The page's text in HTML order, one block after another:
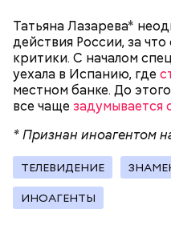
Татьяна Лазарева*
действия России, за
критики. С началом
уехала в Испанию, где
местном банке. До
все чаще задумывается
* Признан иноагентом
ТЕЛЕВИДЕНИЕ
ИНОАГЕНТЫ
Фото: Shutterstock
— Наиболее
салаты, лаваш с
запеканка. Щавеля там
немного, поэтому
Чем разнообразнее
лучше. Потому что это
возникновения